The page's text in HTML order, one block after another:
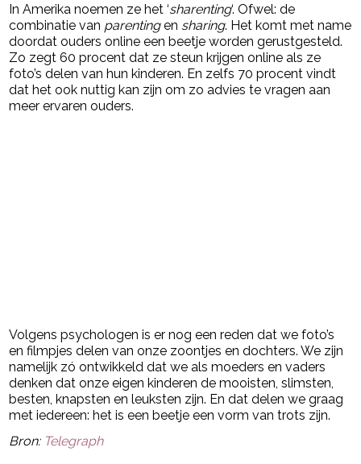
In Amerika noemen ze het ‘sharenting‘. Ofwel: de
combinatie van parentingen sharing. Het komt met name
doordat ouders online een beetje worden gerustgesteld.
Zo zegt 60 procent dat ze steun krijgen online als ze
foto’s delen van hun kinderen. En zelfs 70 procent vindt
dat het ook nuttig kan zijn om zo advies te vragen aan
meer ervaren ouders.
Volgens psychologen is er nog een reden dat we foto’s
en filmpjes delen van onze zoontjes en dochters. We zijn
namelijk zó ontwikkeld dat we als moeders en vaders
denken dat onze eigen kinderen de mooisten, slimsten,
besten, knapsten en leuksten zijn. En dat delen we graag
met iedereen: het is een beetje een vorm van trots zijn.
Bron: Telegraph